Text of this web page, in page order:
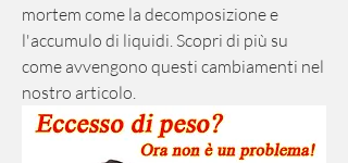
mortem come la decomposizione e
l'accumulo di liquidi. Scopri di più su
come avvengono questi cambiamenti nel
nostro articolo.